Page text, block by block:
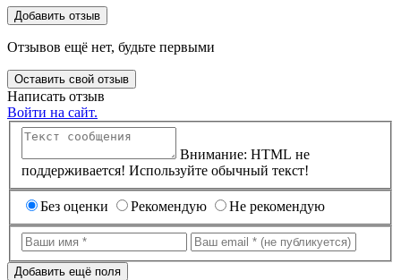
Добавить отзыв
Отзывов ещё нет, будьте первыми
Оставить свой отзыв
Написать отзыв
Войти на сайт.
Внимание: HTML не
поддерживается! Используйте обычный текст!
Без оценки Рекомендую Не рекомендую
Добавить ещё поля